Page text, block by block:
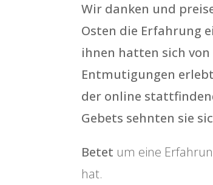
Wir danken und
Osten die Erfahrung
ihnen hatten sich
Entmutigungen
der online
Gebets sehnten sie
Betet um eine
hat.